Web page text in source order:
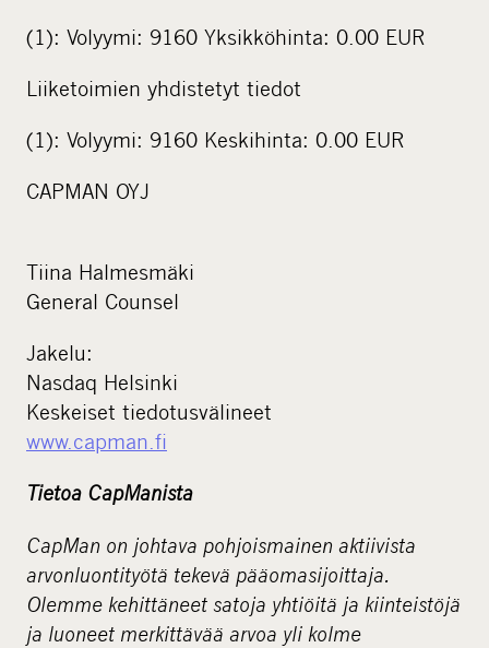
(1): Volyymi: 9160 Yksikköhinta: 0.00 EUR
Liiketoimien yhdistetyt tiedot
(1): Volyymi: 9160 Keskihinta: 0.00 EUR
CAPMAN OYJ
Tiina Halmesmäki
General Counsel
Jakelu:
Nasdaq Helsinki
Keskeiset tiedotusvälineet
www.capman.fi
Tietoa CapManista
CapMan on johtava pohjoismainen aktiivista
arvonluontityötä tekevä pääomasijoittaja.
Olemme kehittäneet satoja yhtiöitä ja kiinteistöjä
ja luoneet merkittävää arvoa yli kolme